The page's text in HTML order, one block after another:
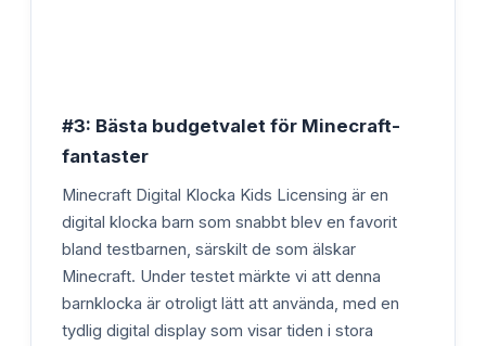
#3: Bästa budgetvalet för Minecraft-
fantaster
Minecraft Digital Klocka Kids Licensing är en
digital klocka barn som snabbt blev en favorit
bland testbarnen, särskilt de som älskar
Minecraft. Under testet märkte vi att denna
barnklocka är otroligt lätt att använda, med en
tydlig digital display som visar tiden i stora